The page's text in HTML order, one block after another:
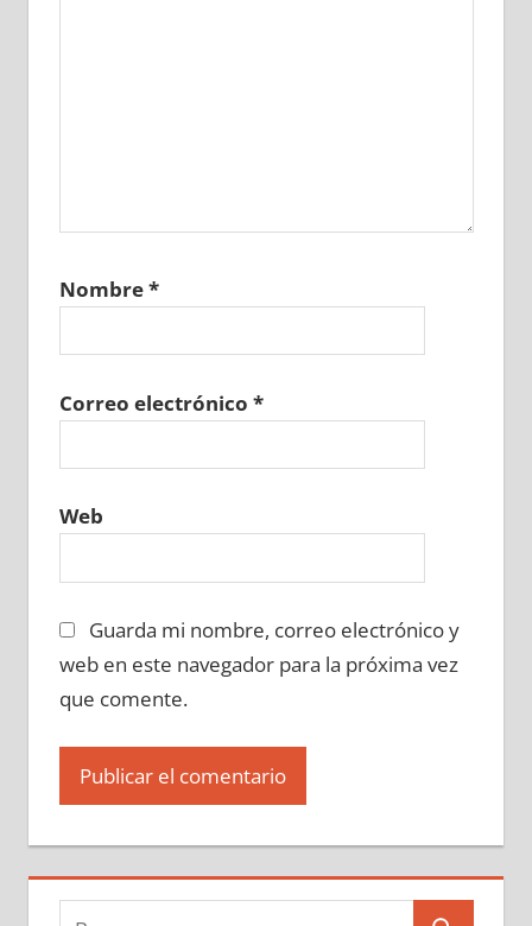
Nombre*
Correo electrónico *
Web
Guarda mi nombre, correo electrónico y
web en este navegador para la próxima vez
que comente.